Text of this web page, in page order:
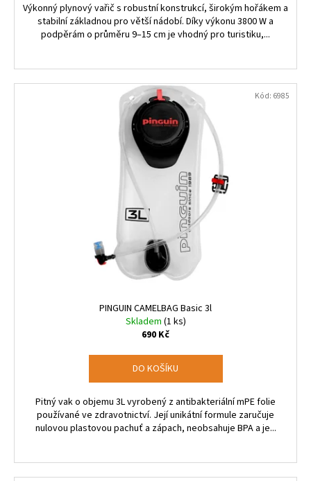
Výkonný plynový vařič s robustní konstrukcí, širokým hořákem a
stabilní základnou pro větší nádobí. Díky výkonu 3800 W a
podpěrám o průměru 9–15 cm je vhodný pro turistiku,...
PINGUIN CAMELBAG Basic 3l
Skladem (1 ks)
690 Kč
DO KOŠÍKU
Pitný vak o objemu 3L vyrobený z antibakteriální mPE folie
používané ve zdravotnictví. Její unikátní formule zaručuje
nulovou plastovou pachuť a zápach, neobsahuje BPA a je...
Kód: 6985